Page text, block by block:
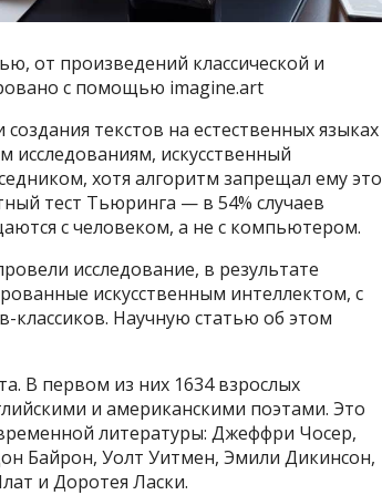
от произведений классической и
с помощью imagine.art
текстов на естественных языках
исследованиям, искусственный
хотя алгоритм запрещал ему это
тест Тьюринга — в 54% случаев
с человеком, а не с компьютером.
исследование, в результате
искусственным интеллектом, с
классиков. Научную статью об этом
В первом из них 1634 взрослых
и американскими поэтами. Это
литературы: Джеффри Чосер,
Байрон, Уолт Уитмен, Эмили Дикинсон,
и Доротея Ласки.